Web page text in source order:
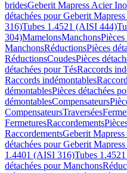
bridesGeberit Mapress Acier
détachées pour Geberit
316)Tubes 1.4521 (AISI 444)
304)MamelonsManchons
ManchonsRéductionsPièces
RéductionsCoudesPièces
détachées pour TésRaccords
Raccords indémontables
démontablesPièces détachées
démontablesCompensateurs
CompensateursTraversées
FermeturesRaccordements
RaccordementsGeberit
détachées pour Geberit
1.4401 (AISI 316)Tubes
détachées pour Manchons